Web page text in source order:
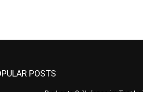
POSTS